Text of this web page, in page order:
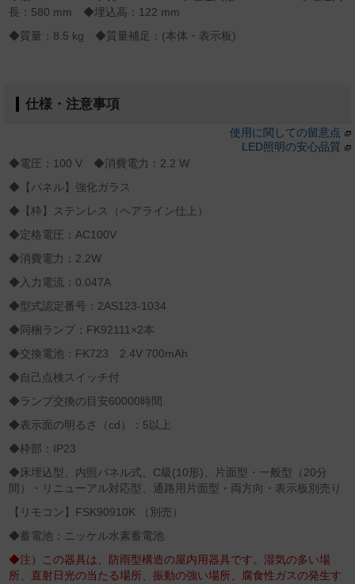
長：580 mm ◆埋込高：122 mm
◆質量：8.5 kg ◆質量補足：(本体・表示板)
仕様・注意事項
使用に関しての留意点
LED照明の安心品質
◆電圧：100 V ◆消費電力：2.2 W
◆【パネル】強化ガラス
◆【枠】ステンレス（ヘアライン仕上）
◆定格電圧：AC100V
◆消費電力：2.2W
◆入力電流：0.047A
◆型式認定番号：2AS123-1034
◆同梱ランプ：FK92111×2本
◆交換電池：FK723 2.4V 700mAh
◆自己点検スイッチ付
◆ランプ交換の目安60000時間
◆表示面の明るさ（cd）：5以上
◆枠部：IP23
◆床埋込型、内照パネル式、C級(10形)、片面型・一般型（20分
間）・リニューアル対応型、通路用片面型・両方向・表示板別売り
【リモコン】FSK90910K （別売）
◆蓄電池：ニッケル水素蓄電池
◆注）この器具は、防雨型構造の屋内用器具です。湿気の多い場
所、直射日光の当たる場所、振動の強い場所、腐食性ガスの発生す